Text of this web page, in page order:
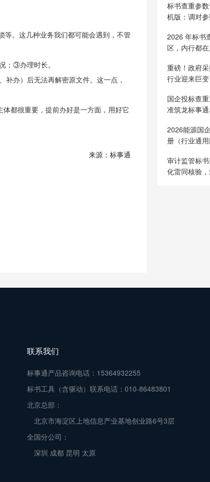
。这几种业务我们都可能会遇到，不管
；③办理时长。
办）后无法再解密原文件。这一点，
都很重要，提前办好是一方面，用好它
来源：标事通
标书查重参
机版：调对
2026 年标书
区，内行都
重磅！政府
行业迎来巨变
国企投标查
准筑龙标事
2026能源国
册（行业通用
审计监管标
化雷同核验
联系我们
标事通产品咨询电话：15364932255
标书工具（含驱动）联系电话：010-86483801
北京总部：
北京市海淀区上地信息产业基地创业路6号3层
全国分公司：
深圳 成都 昆明 太原